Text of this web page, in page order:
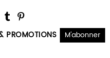
PROMOTIONS